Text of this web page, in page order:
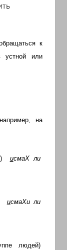
к
или
на
исмаХ ли
исмаХи ли
людей)